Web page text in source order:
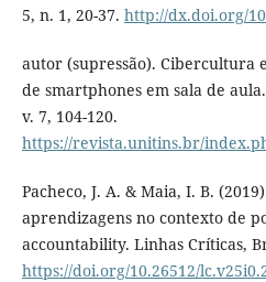
5, n. 1, 20-37. http://dx.doi.org/
autor (supressão). Cibercultura
de smartphones em sala de
v. 7, 104-120.
https://revista.unitins.br/
Pacheco, J. A. & Maia, I. B.
aprendizagens no contexto de
accountability. Linhas Críticas,
https://doi.org/10.26512/